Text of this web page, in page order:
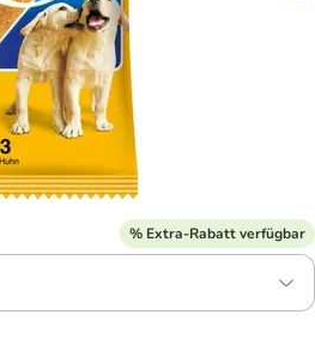
% Extra-Rabatt verfügbar